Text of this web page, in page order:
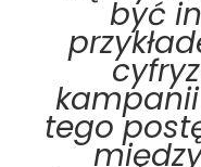
być
tego